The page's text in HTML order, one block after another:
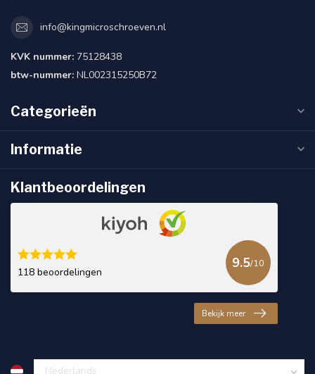
info@kingmicroschroeven.nl
KVK nummer: 75128438
btw-nummer: NL002315250B72
Categorieën
Informatie
Klantbeoordelingen
118 beoordelingen
9.5/10
Bekijk meer